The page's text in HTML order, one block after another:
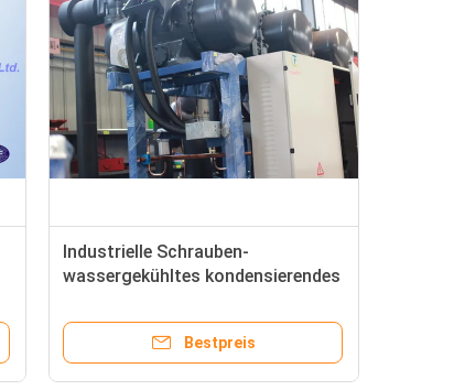
Industrielle Schrauben-
wassergekühltes kondensierendes
Bestpreis